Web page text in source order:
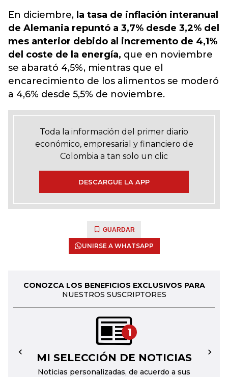
En diciembre, la tasa de inflación interanual
de Alemania repuntó a 3,7% desde 3,2% del
mes anterior debido al incremento de 4,1%
del coste de la energía, que en noviembre
se abarató 4,5%, mientras que el
encarecimiento de los alimentos se moderó
a 4,6% desde 5,5% de noviembre.
Toda la información del primer diario
económico, empresarial y financiero de
Colombia a tan solo un clic
DESCARGUE LA APP
GUARDAR
UNIRSE A WHATSAPP
CONOZCA LOS BENEFICIOS EXCLUSIVOS PARA
NUESTROS SUSCRIPTORES
1
MI SELECCIÓN DE NOTICIAS
Noticias personalizadas, de acuerdo a sus
← →